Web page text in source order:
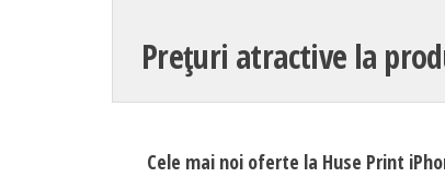
Prețuri atractive la
Cele mai noi oferte la Huse Print